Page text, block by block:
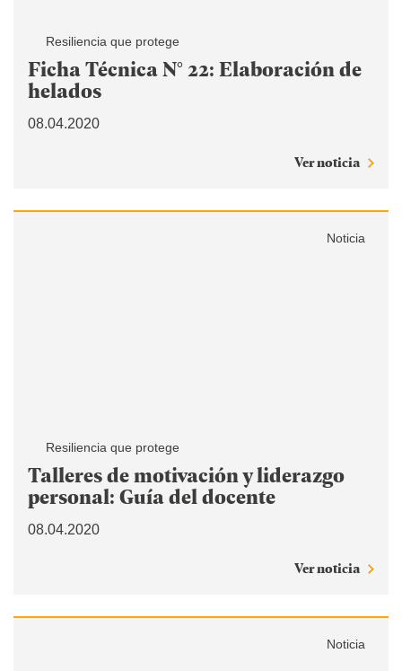
Resiliencia que protege
Ficha Técnica N° 22: Elaboración de
helados
08.04.2020
Ver noticia
Noticia
Resiliencia que protege
Talleres de motivación y liderazgo
personal: Guía del docente
08.04.2020
Ver noticia
Noticia